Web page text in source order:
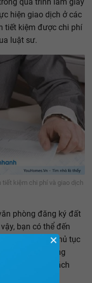
hiện giao dịch ở các
tiết kiệm được chi phí
luật sư.
kiệm chi phí và giao dịch
phòng đăng ký đất
bạn có thể đến
đặt cọc, các thủ tục
cung cấp những
dịch một cách
✕